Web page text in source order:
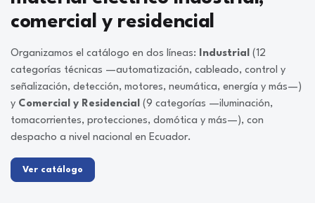
comercial y residencial
Organizamos el catálogo en dos líneas: Industrial (12
categorías técnicas —automatización, cableado, control y
señalización, detección, motores, neumática, energía y más—)
y Comercial y Residencial (9 categorías —iluminación,
tomacorrientes, protecciones, domótica y más—), con
despacho a nivel nacional en Ecuador.
Ver catálogo